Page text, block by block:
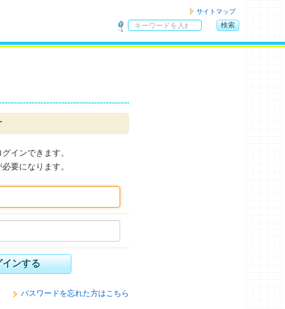
サイトマップ
検索
インできます。
要になります。
インする
パスワードを忘れた方はこちら